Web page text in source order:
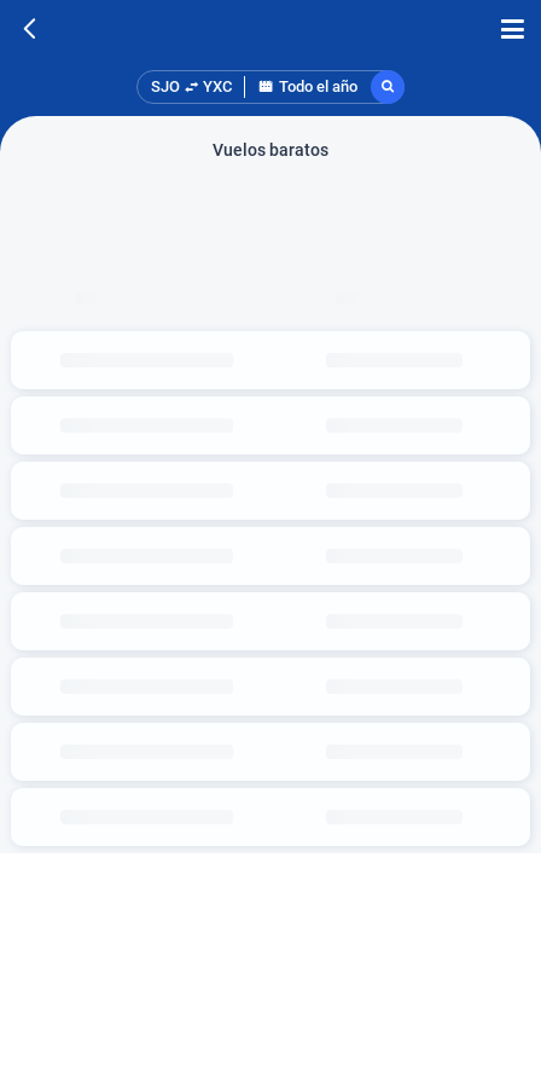
SJO YXC Todo el año
Vuelos baratos